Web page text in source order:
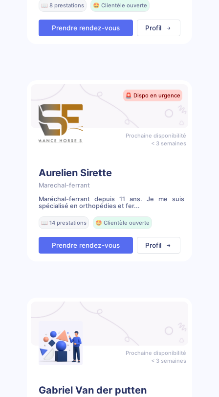
📖 8 prestations 🤩 Clientèle ouverte
Prendre rendez-vous Profil
🚨 Dispo en urgence
Prochaine disponibilité
< 3 semaines
Aurelien Sirette
Marechal-ferrant
Maréchal-ferrant depuis 11 ans. Je me suis
spécialisé en orthopédies et fer...
📖 14 prestations 🤩 Clientèle ouverte
Prendre rendez-vous Profil
Prochaine disponibilité
< 3 semaines
Gabriel Van der putten